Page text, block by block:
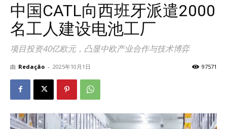
中国CATL向西班牙派遣2000
名工人建设电池工厂
项目投资40亿欧元，凸显中欧产业合作与技术博弈
由 Redação - 2025年10月1日 97571